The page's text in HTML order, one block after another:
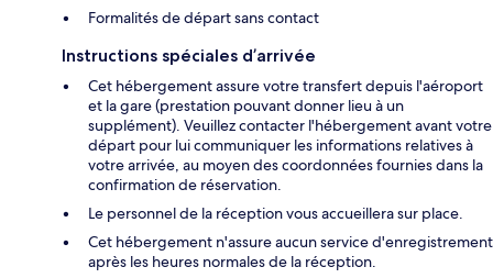
Formalités de départ sans contact
Instructions spéciales d’arrivée
Cet hébergement assure votre transfert depuis l'aéroport
et la gare (prestation pouvant donner lieu à un
supplément). Veuillez contacter l'hébergement avant votre
départ pour lui communiquer les informations relatives à
votre arrivée, au moyen des coordonnées fournies dans la
confirmation de réservation.
Le personnel de la réception vous accueillera sur place.
Cet hébergement n'assure aucun service d'enregistrement
après les heures normales de la réception.